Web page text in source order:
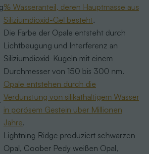
% Wasseranteil, deren Hauptmasse aus
Siliziumdioxid-Gel besteht.
Die Farbe der Opale entsteht durch
Lichtbeugung und Interferenz an
Siliziumdioxid-Kugeln mit einem
Durchmesser von 150 bis 300 nm.
Opale entstehen durch die
Verdunstung von silikathaltigem Wasser
in porösem Gestein über Millionen
Jahre.
Lightning Ridge produziert schwarzen
Opal, Coober Pedy weißen Opal,